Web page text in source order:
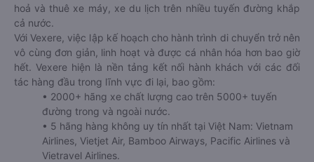
hoả và thuê xe máy, xe du lịch trên nhiều tuyến đường khắp
cả nước.
Với Vexere, việc lập kế hoạch cho hành trình di chuyển trở nên
vô cùng đơn giản, linh hoạt và được cá nhân hóa hơn bao giờ
hết. Vexere hiện là nền tảng kết nối hành khách với các đối
tác hàng đầu trong lĩnh vực đi lại, bao gồm:
• 2000+ hãng xe chất lượng cao trên 5000+ tuyến
đường trong và ngoài nước.
• 5 hãng hàng không uy tín nhất tại Việt Nam: Vietnam
Airlines, Vietjet Air, Bamboo Airways, Pacific Airlines và
Vietravel Airlines.